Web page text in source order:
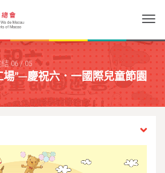
06/05
場”─慶祝六．一國際兒童節園